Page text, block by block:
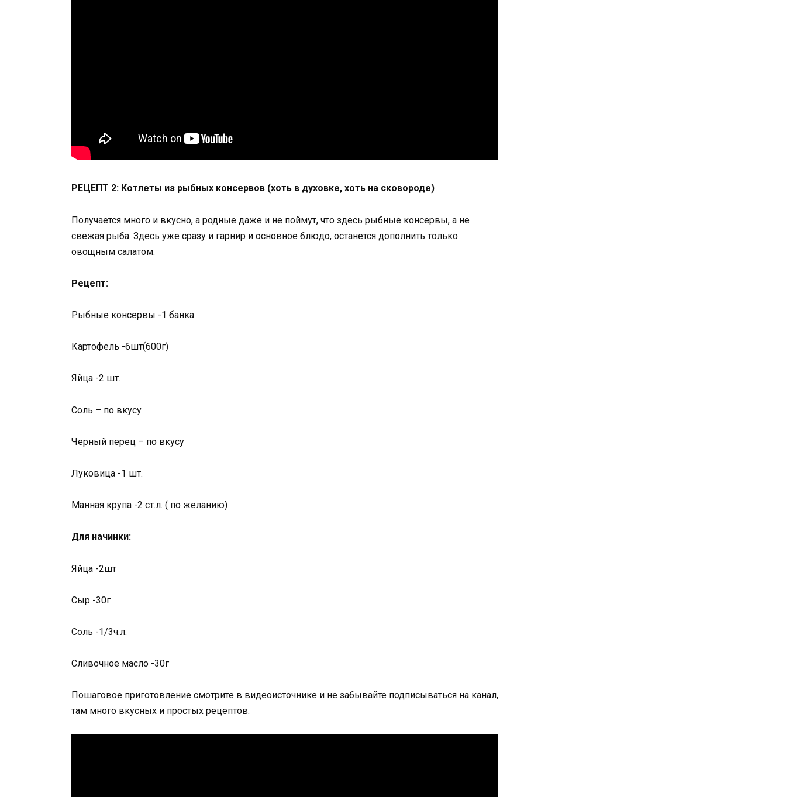
РЕЦЕПТ 2: Котлеты из рыбных консервов (хоть в духовке, хоть на сковороде)
Получается много и вкусно, а родные даже и не поймут, что здесь рыбные консервы, а не
свежая рыба. Здесь уже сразу и гарнир и основное блюдо, останется дополнить только
овощным салатом.
Рецепт:
Рыбные консервы -1 банка
Картофель -6шт(600г)
Яйца -2 шт.
Соль – по вкусу
Черный перец – по вкусу
Луковица -1 шт.
Манная крупа -2 ст.л. ( по желанию)
Для начинки:
Яйца -2шт
Сыр -30г
Соль -1/3ч.л.
Сливочное масло -30г
Пошаговое приготовление смотрите в видеоисточнике и не забывайте подписываться на канал,
там много вкусных и простых рецептов.